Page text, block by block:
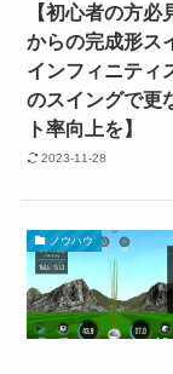
【初心者の方
からの完成形ス
インフィニティ
のスイングで更
ト率向上を】
2023-11-28
ノウハウ